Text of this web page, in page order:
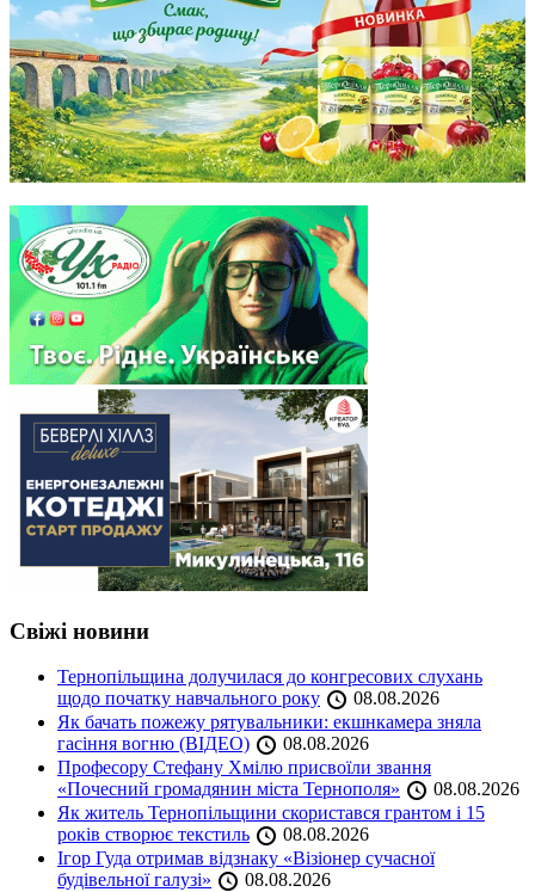
Свіжі новини
Тернопільщина долучилася до конгресових слухань
щодо початку навчального року
08.08.2026
Як бачать пожежу рятувальники: екшнкамера зняла
гасіння вогню (ВІДЕО)
08.08.2026
Професору Стефану Хмілю присвоїли звання
«Почесний громадянин міста Тернополя»
08.08.2026
Як житель Тернопільщини скористався грантом і 15
років створює текстиль
08.08.2026
Ігор Гуда отримав відзнаку «Візіонер сучасної
будівельної галузі»
08.08.2026